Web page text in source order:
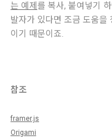
는 예제 를 복사, 붙여넣기
발자가 있다면 조금 도움을
이기 때문이죠.
참조
framer.js
Origami